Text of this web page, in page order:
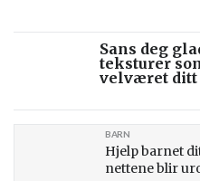
Sans deg
teksturer
velværet ditt
Hjelp barnet
nettene blir
BARN